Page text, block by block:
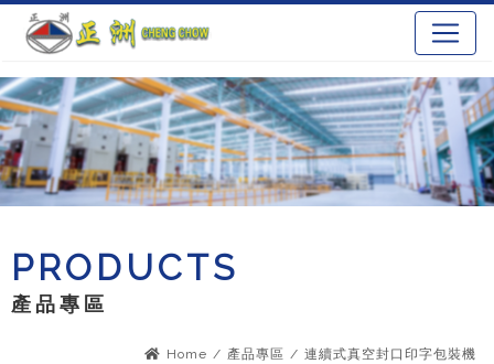
PRODUCTS
產品專區
Home / 產品專區 / 連續式真空封口印字包裝機